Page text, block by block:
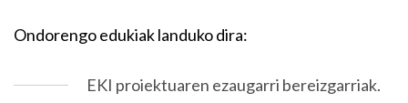
Ondorengo edukiak landuko dira:
EKI proiektuaren ezaugarri bereizgarriak.